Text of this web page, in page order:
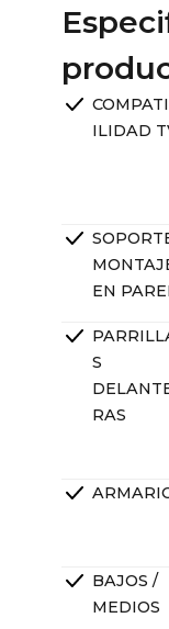
Unidad
~121,0 x ~33,0
~47,6 x ~13,0
ILIDAD
EN
S
RAS
BAJOS /
MEDIOS